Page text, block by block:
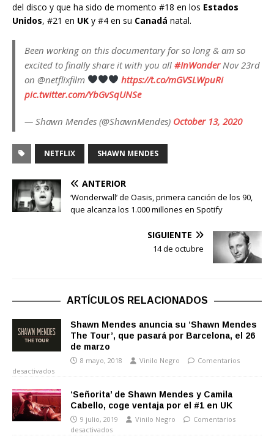
del disco y que ha sido de momento #18 en los Estados
Unidos, #21 en UK y #4 en su Canadá natal.
Been working on this documentary for so long & am so
excited to finally share it with you all #InWonderNov 23rd
on @netflixfilm
https://t.co/mGVSLWpuRi
pic.twitter.com/YbGvSqUNSe
— Shawn Mendes (@ShawnMendes) October 13, 2020
NETFLIX SHAWN MENDES
ANTERIOR
‘Wonderwall’ de Oasis, primera canción de los 90,
que alcanza los 1.000 millones en Spotify
SIGUIENTE
14 de octubre
ARTÍCULOS RELACIONADOS
Shawn Mendes anuncia su ‘Shawn Mendes
The Tour’, que pasará por Barcelona, el 26
de marzo
8 mayo, 2018 Vinilo Negro
Comentarios
desactivados
‘Señorita’ de Shawn Mendes y Camila
Cabello, coge ventaja por el #1 en UK
9 julio, 2019 Vinilo Negro
Comentarios
desactivados